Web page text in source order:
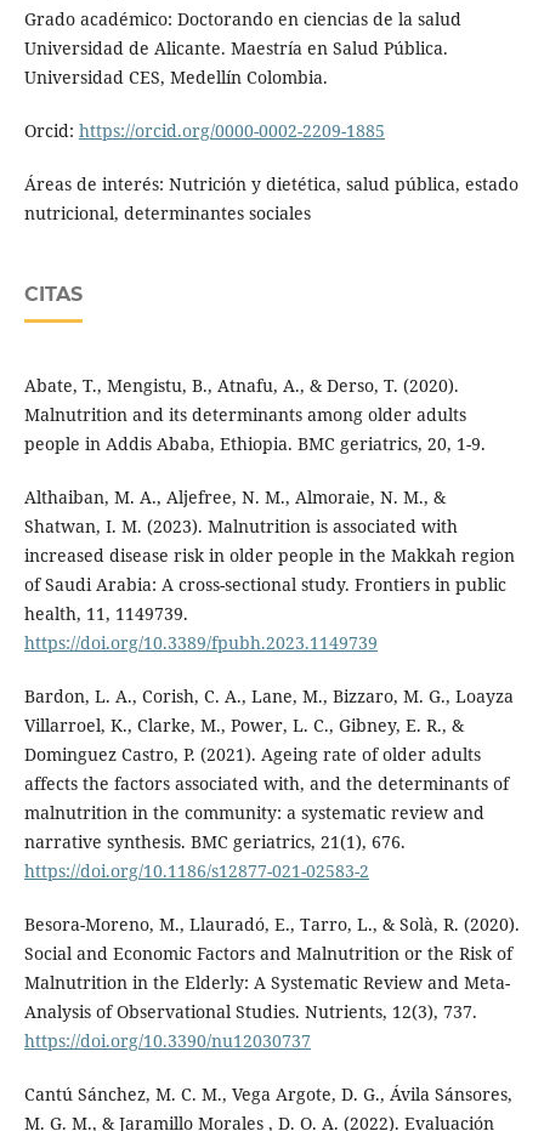
Grado académico: Doctorando en ciencias de la salud
Universidad de Alicante. Maestría en Salud Pública.
Universidad CES, Medellín Colombia.
Orcid: https://orcid.org/0000-0002-2209-1885
Áreas de interés: Nutrición y dietética, salud pública, estado
nutricional, determinantes sociales
CITAS
Abate, T., Mengistu, B., Atnafu, A., & Derso, T. (2020).
Malnutrition and its determinants among older adults
people in Addis Ababa, Ethiopia. BMC geriatrics, 20, 1-9.
Althaiban, M. A., Aljefree, N. M., Almoraie, N. M., &
Shatwan, I. M. (2023). Malnutrition is associated with
increased disease risk in older people in the Makkah region
of Saudi Arabia: A cross-sectional study. Frontiers in public
health, 11, 1149739.
https://doi.org/10.3389/fpubh.2023.1149739
Bardon, L. A., Corish, C. A., Lane, M., Bizzaro, M. G., Loayza
Villarroel, K., Clarke, M., Power, L. C., Gibney, E. R., &
Dominguez Castro, P. (2021). Ageing rate of older adults
affects the factors associated with, and the determinants of
malnutrition in the community: a systematic review and
narrative synthesis. BMC geriatrics, 21(1), 676.
https://doi.org/10.1186/s12877-021-02583-2
Besora-Moreno, M., Llauradó, E., Tarro, L., & Solà, R. (2020).
Social and Economic Factors and Malnutrition or the Risk of
Malnutrition in the Elderly: A Systematic Review and Meta-
Analysis of Observational Studies. Nutrients, 12(3), 737.
https://doi.org/10.3390/nu12030737
Cantú Sánchez, M. C. M., Vega Argote, D. G., Ávila Sánsores,
M. G. M., & Jaramillo Morales , D. O. A. (2022). Evaluación